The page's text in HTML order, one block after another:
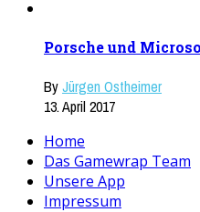
Porsche und
ByJürgen Ostheimer
13. April 2017
Home
Das Gamewrap Team
Unsere App
Impressum